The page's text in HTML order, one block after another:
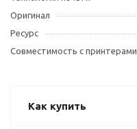
Оригинал
Ресурс
Совместимость с принтерами
Как купить